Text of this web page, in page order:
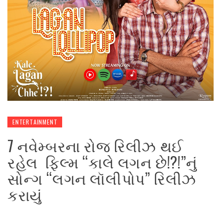
ENTERTAINMENT
7 નવેમ્બરના રોજ રિલીઝ થઈ
રહેલ ફિલ્મ “કાલે લગન છે!?!”નું
સોન્ગ “લગન લૉલીપોપ” રિલીઝ
કરાયું